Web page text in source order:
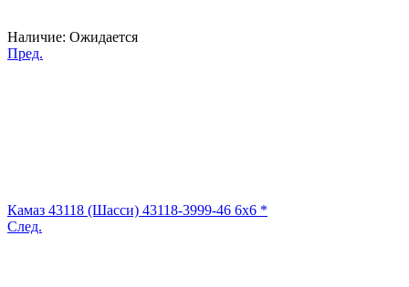
Наличие: Ожидается
Пред.
Камаз 43118 (Шасси) 43118-3999-46 6x6 *
След.